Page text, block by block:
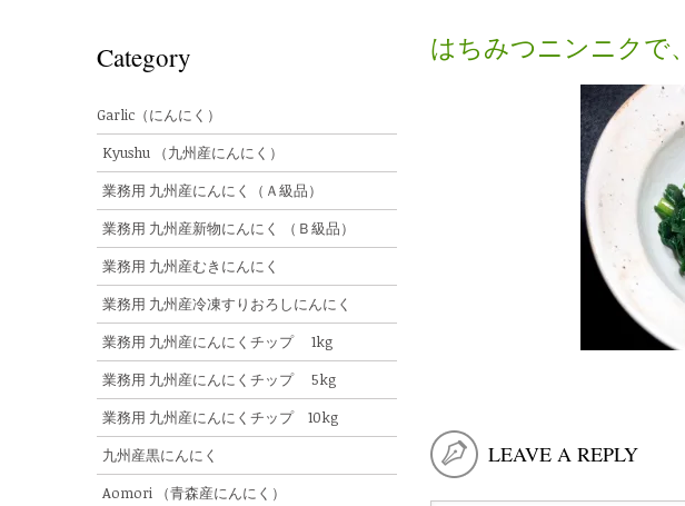
はちみつニンニクで
LEAVE A REPLY
Category
Garlic（にんにく）
Kyushu （九州産にんにく）
業務用 九州産にんにく（Ａ級品）
業務用 九州産新物にんにく （Ｂ級品）
業務用 九州産むきにんにく
業務用 九州産冷凍すりおろしにんにく
業務用 九州産にんにくチップ 1kg
業務用 九州産にんにくチップ 5kg
業務用 九州産にんにくチップ 10kg
九州産黒にんにく
Aomori （青森産にんにく）